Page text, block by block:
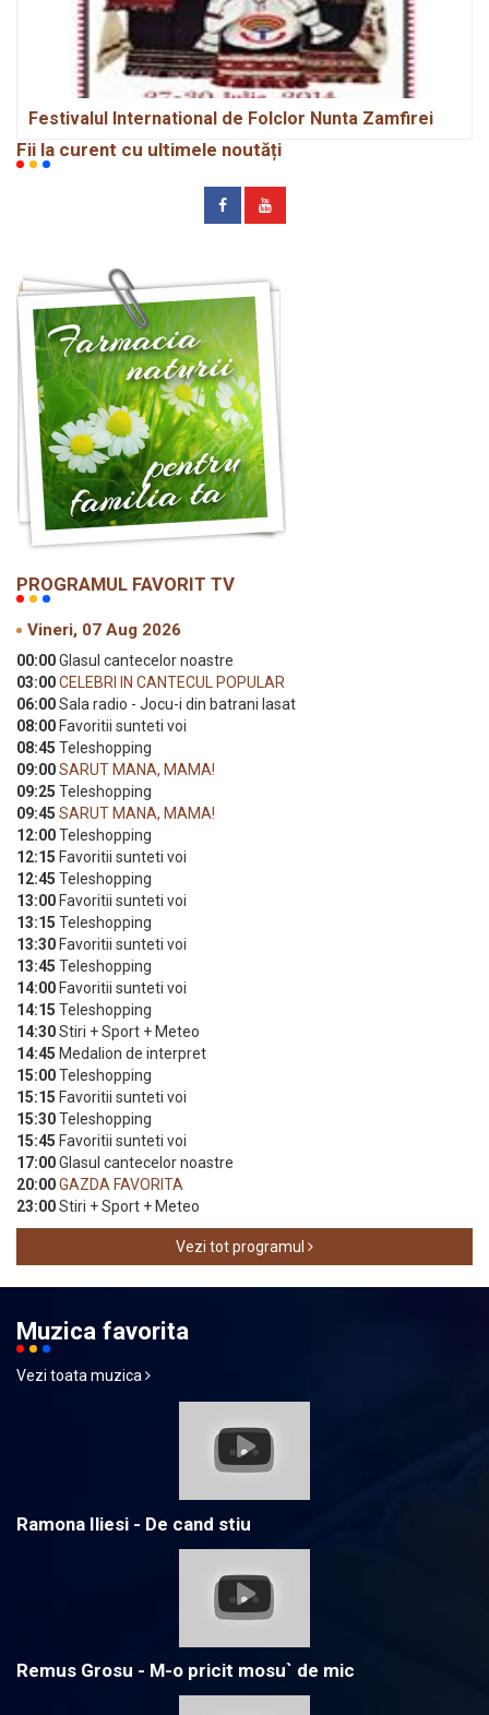
Festivalul International de Folclor Nunta Zamfirei
Fii la curent cu ultimele noutăți
PROGRAMUL FAVORIT TV
Vineri, 07 Aug 2026
00:00Glasul cantecelor noastre
03:00CELEBRI IN CANTECUL POPULAR
06:00Sala radio - Jocu-i din batrani lasat
08:00 Favoritii sunteti voi
08:45 Teleshopping
09:00SARUT MANA, MAMA!
09:25 Teleshopping
09:45 SARUT MANA, MAMA!
12:00Teleshopping
12:15 Favoritii sunteti voi
12:45 Teleshopping
13:00 Favoritii sunteti voi
13:15 Teleshopping
13:30 Favoritii sunteti voi
13:45 Teleshopping
14:00 Favoritii sunteti voi
14:15 Teleshopping
14:30Stiri + Sport + Meteo
14:45 Medalion de interpret
15:00Teleshopping
15:15 Favoritii sunteti voi
15:30Teleshopping
15:45 Favoritii sunteti voi
17:00Glasul cantecelor noastre
20:00GAZDA FAVORITA
23:00Stiri + Sport + Meteo
Vezi tot programul
Muzica favorita
Vezi toata muzica
Ramona Iliesi - De cand stiu
Remus Grosu - M-o pricit mosu` de mic